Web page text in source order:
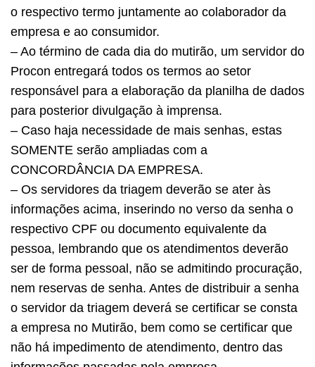
o respectivo termo juntamente ao colaborador da
empresa e ao consumidor.
– Ao término de cada dia do mutirão, um servidor do
Procon entregará todos os termos ao setor
responsável para a elaboração da planilha de dados
para posterior divulgação à imprensa.
– Caso haja necessidade de mais senhas, estas
SOMENTE serão ampliadas com a
CONCORDÂNCIA DA EMPRESA.
– Os servidores da triagem deverão se ater às
informações acima, inserindo no verso da senha o
respectivo CPF ou documento equivalente da
pessoa, lembrando que os atendimentos deverão
ser de forma pessoal, não se admitindo procuração,
nem reservas de senha. Antes de distribuir a senha
o servidor da triagem deverá se certificar se consta
a empresa no Mutirão, bem como se certificar que
não há impedimento de atendimento, dentro das